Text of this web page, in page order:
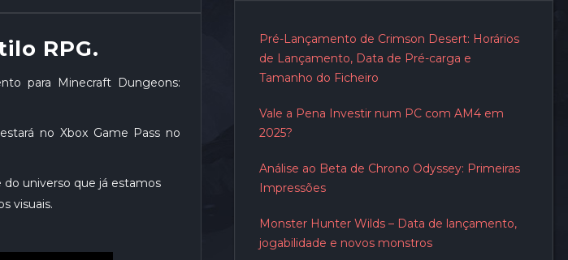
RPG.
para Minecraft Dungeons:
no Xbox Game Pass no
universo que já estamos
visuais.
Pré-Lançamento de Crimson Desert: Horários
de Lançamento, Data de Pré-carga e
Tamanho do Ficheiro
Vale a Pena Investir num PC com AM4 em
2025?
Análise ao Beta de Chrono Odyssey: Primeiras
Impressões
Monster Hunter Wilds – Data de lançamento,
jogabilidade e novos monstros